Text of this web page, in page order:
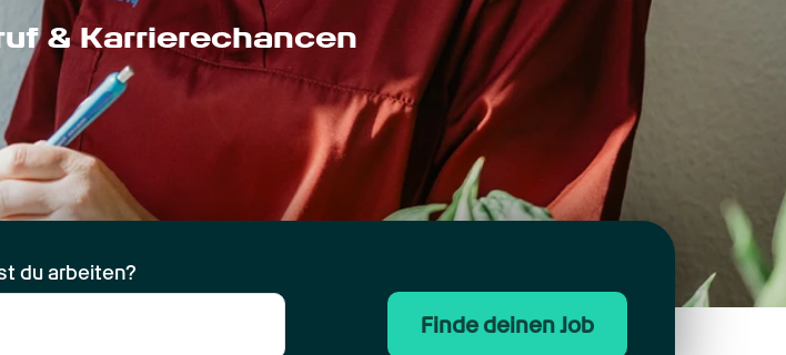
& Karrierechancen
du arbeiten?
Finde deinen Job